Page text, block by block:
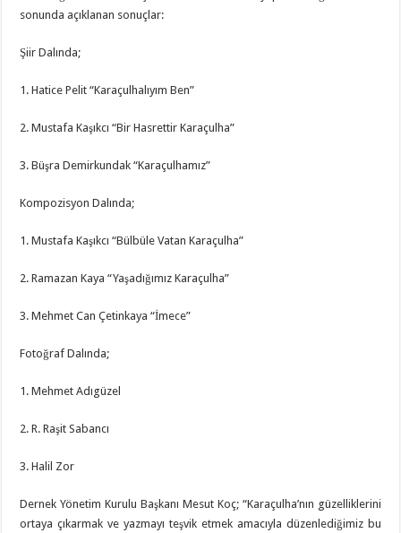
sonunda açıklanan sonuçlar:
Şiir Dalında;
1. Hatice Pelit “Karaçulhalıyım Ben”
2. Mustafa Kaşıkcı “Bir Hasrettir Karaçulha”
3. Büşra Demirkundak “Karaçulhamız”
Kompozisyon Dalında;
1. Mustafa Kaşıkcı “Bülbüle Vatan Karaçulha”
2. Ramazan Kaya “Yaşadığımız Karaçulha”
3. Mehmet Can Çetinkaya “İmece”
Fotoğraf Dalında;
1. Mehmet Adıgüzel
2. R. Raşit Sabancı
3. Halil Zor
Dernek Yönetim Kurulu Başkanı Mesut Koç; “Karaçulha’nın güzelliklerini
ortaya çıkarmak ve yazmayı teşvik etmek amacıyla düzenlediğimiz bu